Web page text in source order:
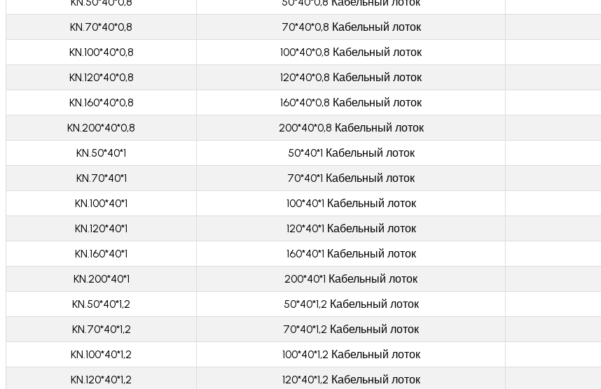
KN.70*40*0,8
70*40*0,8 Кабельный лоток
KN.100*40*0,8
100*40*0,8 Кабельный лоток
KN.120*40*0,8
120*40*0,8 Кабельный лоток
KN.160*40*0,8
160*40*0,8 Кабельный лоток
KN.200*40*0,8
200*40*0,8 Кабельный лоток
KN.50*40*1
50*40*1 Кабельный лоток
KN.70*40*1
70*40*1 Кабельный лоток
KN.100*40*1
100*40*1 Кабельный лоток
KN.120*40*1
120*40*1 Кабельный лоток
KN.160*40*1
160*40*1 Кабельный лоток
KN.200*40*1
200*40*1 Кабельный лоток
KN.50*40*1,2
50*40*1,2 Кабельный лоток
KN.70*40*1,2
70*40*1,2 Кабельный лоток
KN.100*40*1,2
100*40*1,2 Кабельный лоток
KN.120*40*1,2
120*40*1,2 Кабельный лоток